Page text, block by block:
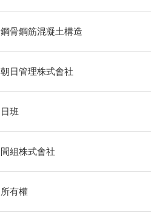
鋼骨鋼筋混凝土構造
朝日管理株式會社
日班
間組株式會社
所有權